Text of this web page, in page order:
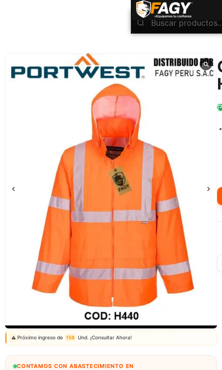
INICIO / Ropa Industrial / Alta Visibilidad / Casaca de alta visibilidad H440
Correo: ventas@fagy.com.pe (01) 6371882 - 915 330 639
⚠️ Próximo ingreso de 158 Und. ¡Consultar Ahora!
CONTAMOS CON ABASTECIMIENTO EN